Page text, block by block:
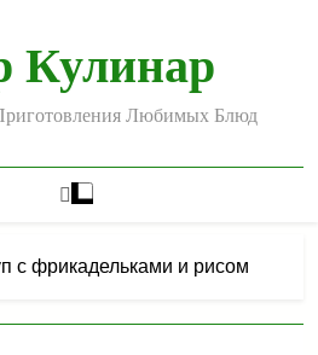
Кулинар
Любимых Блюд
с фрикадельками и рисом